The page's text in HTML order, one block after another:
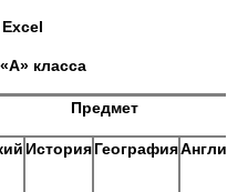
Excel
класса
Предмет
ИсторияГеография